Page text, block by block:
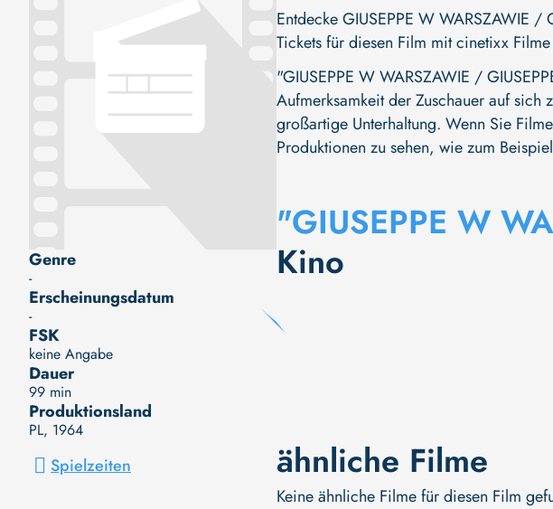
Genre
-
Erscheinungsdatum
-
FSK
keine Angabe
Dauer
99 min
Produktionsland
PL, 1964
Spielzeiten
Entdecke GIUSEPPE W WARSZAWIE
Tickets für diesen Film mit cinetixx
"GIUSEPPE W WARSZAWIE /
Aufmerksamkeit der Zuschauer auf sich
großartige Unterhaltung. Wenn Sie
Produktionen zu sehen, wie zum
"GIUSEPPE W
Kino
ähnliche Filme
Keine ähnliche Filme für diesen Film